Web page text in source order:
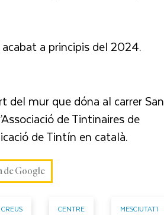
a principis del 2024.
del mur que dóna al carrer
de Tintinaires de
de Tintín en català.
de Google
CENTRE MESCIUTAT1